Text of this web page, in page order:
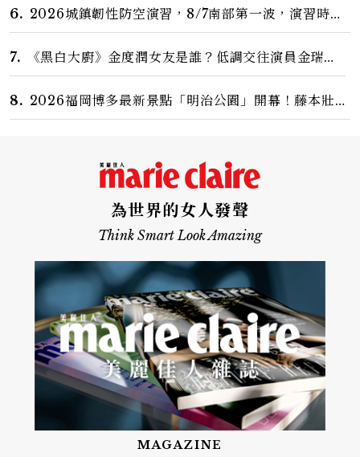
6. 2026城鎮韌性防空演習，8/7南部第一波，演習時
間、可以出門嗎？罰款懶人包
7.
《黑白大廚》金度潤女友是誰？低調交往演員金瑞
妍、曾出演《少年法庭》，私下極簡風穿搭是日常範
本！
8. 2026福岡博多最新景點「明治公園」開幕！藤本壯介
操刀設計，7大餐廳美食品牌、SPA一次看
為世界的女人發聲
Think Smart Look Amazing
MAGAZINE